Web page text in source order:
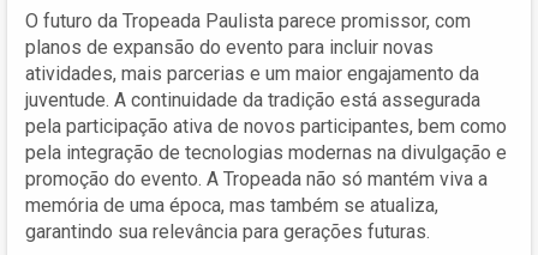
O futuro da Tropeada Paulista parece promissor, com
planos de expansão do evento para incluir novas
atividades, mais parcerias e um maior engajamento da
juventude. A continuidade da tradição está assegurada
pela participação ativa de novos participantes, bem como
pela integração de tecnologias modernas na divulgação e
promoção do evento. A Tropeada não só mantém viva a
memória de uma época, mas também se atualiza,
garantindo sua relevância para gerações futuras.